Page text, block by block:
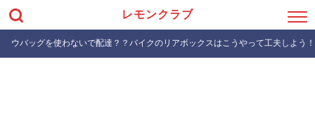
レモンクラブ
ウバッグを使わないで配達？？バイクのリアボックスはこうやって工夫しよう